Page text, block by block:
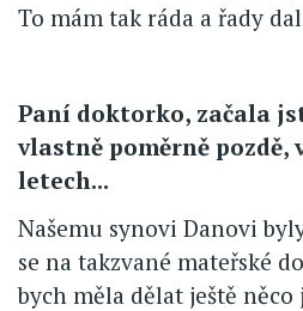
To mám tak ráda a řady
Paní doktorko, začala
vlastně poměrně pozdě,
letech...
Našemu synovi Danovi
se na takzvané mateřské
bych měla dělat ještě něco